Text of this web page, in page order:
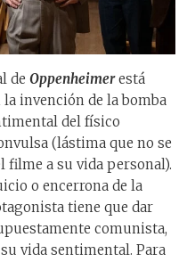
de Oppenheimerestá
invención de la bomba
del físico
(lástima que no se
filme a su vida personal).
o encerrona de la
tiene que dar
comunista,
vida sentimental. Para